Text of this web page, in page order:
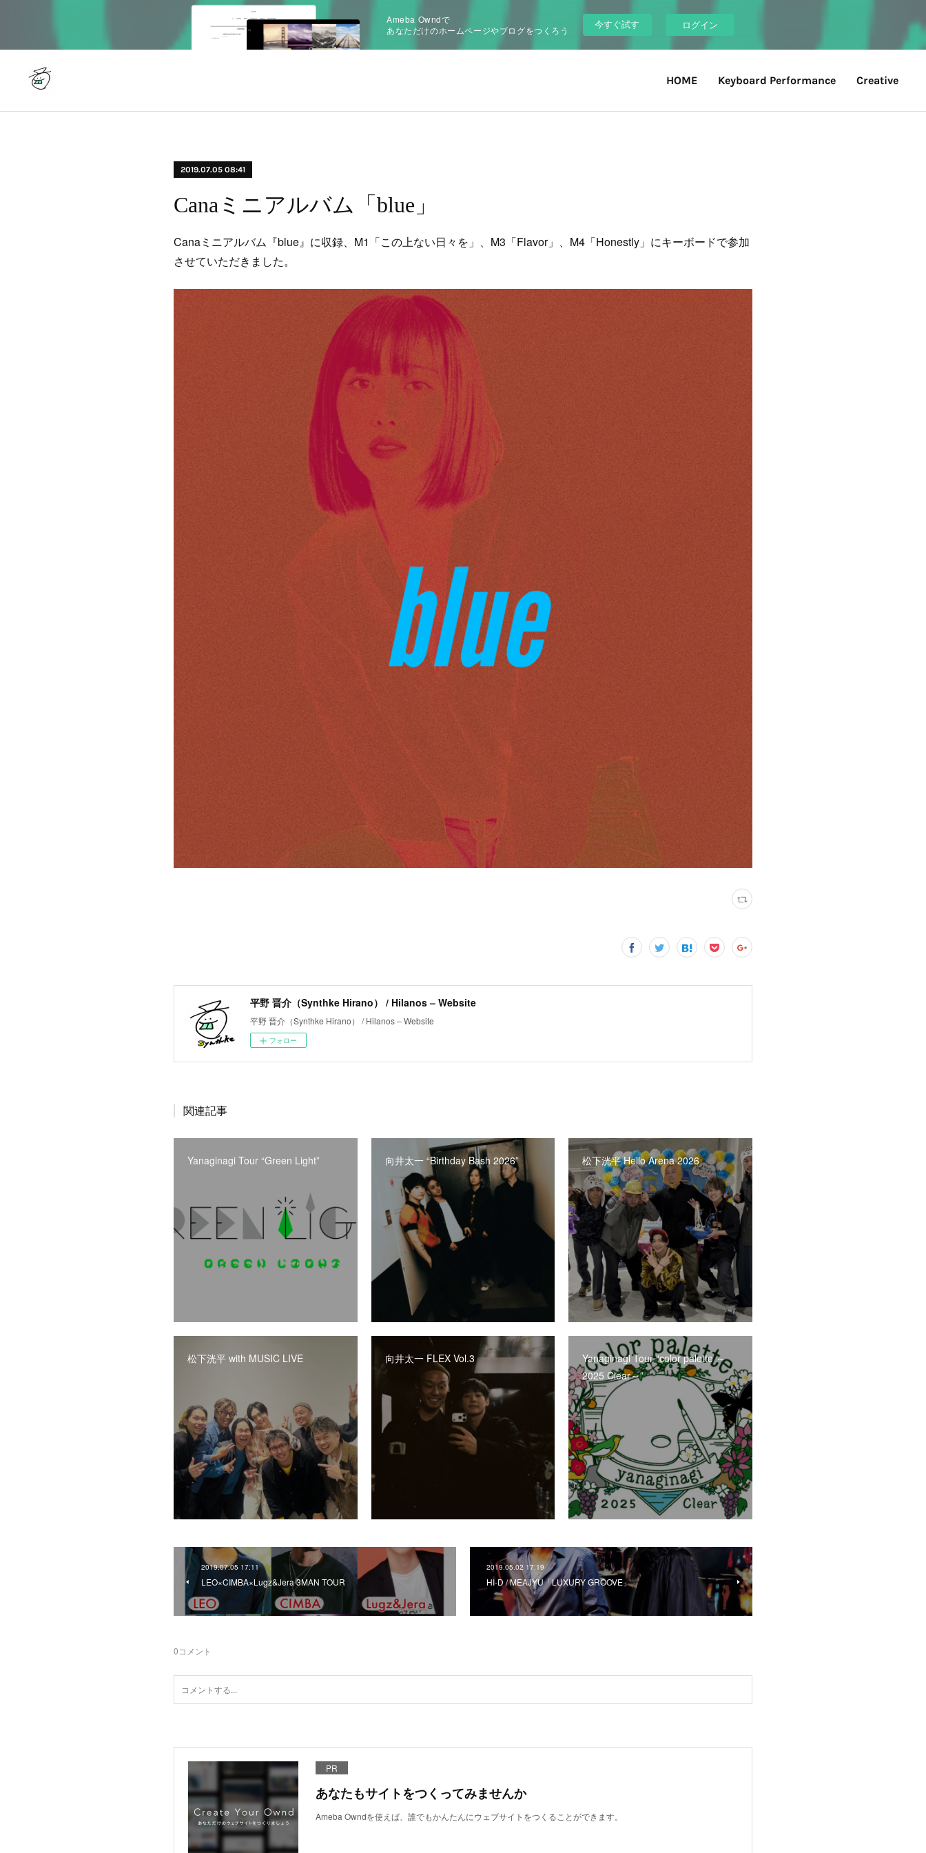
Ameba Owndで
あなただけのホームページやブログをつくろう
今すぐ試す ログイン
HOME Keyboard Performance Creative
2019.07.05 08:41
Canaミニアルバム「blue」
Canaミニアルバム『blue』に収録、M1「この上ない日々を」、M3「Flavor」、M4「Honestly」にキーボードで参加
させていただきました。
平野 晋介（Synthke Hirano） / Hilanos – Website
平野 晋介（Synthke Hirano） / Hilanos – Website
フォロー
関連記事
Yanaginagi Tour “Green Light” 向井太一 “Birthday Bash 2026” 松下洸平 Hello Arena 2026
松下洸平 with MUSIC LIVE 向井太一 FLEX Vol.3
Yanaginagi Tour “color palette ～
2025 Clear～”
2019.07.05 17:11
LEO×CIMBA×Lugz&Jera 3MAN TOUR
2019.05.02 17:19
HI-D / MEAJYU「LUXURY GROOVE」
0コメント
PR
あなたもサイトをつくってみませんか
Ameba Owndを使えば、誰でもかんたんにウェブサイトをつくることができます。